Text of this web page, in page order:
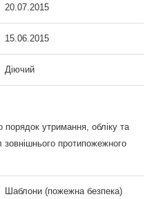
20.07.2015
15.06.2015
Діючий
утримання, обліку та
зовнішнього протипожежного
Шаблони (пожежна безпека)